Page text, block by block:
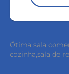
Ótima sala
cozinha,sala de